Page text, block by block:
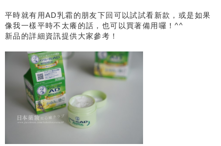
平時就有用AD乳霜的朋友下回可以試試看新款，或是如果
像我一樣平時不太癢的話，也可以買著備用囉！^^
新品的詳細資訊提供大家參考！